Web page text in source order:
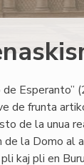
de frunta
de la unua
la Domo al
kaj pli en